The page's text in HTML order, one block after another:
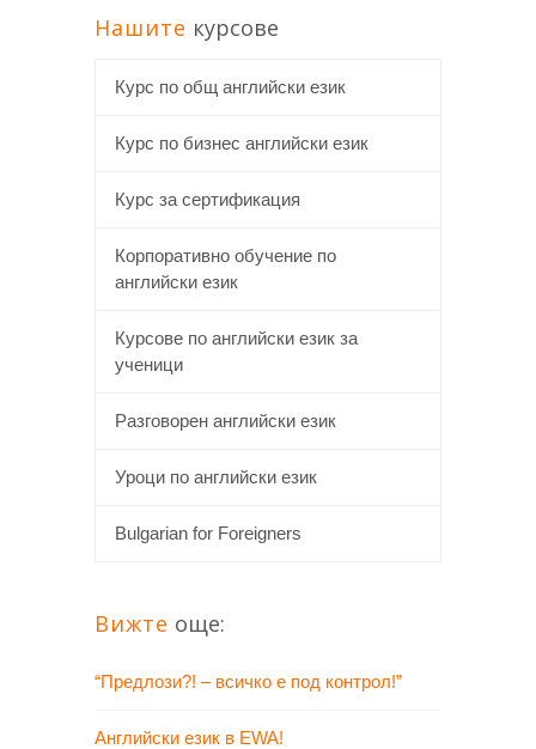
Нашите курсове
Курс по общ английски език
Курс по бизнес английски език
Курс за сертификация
Корпоративно обучение по
английски език
Курсове по английски език за
ученици
Разговорен английски език
Уроци по английски език
Bulgarian for Foreigners
Вижте още:
“Предлози?! – всичко е под контрол!”
Английски език в EWA!